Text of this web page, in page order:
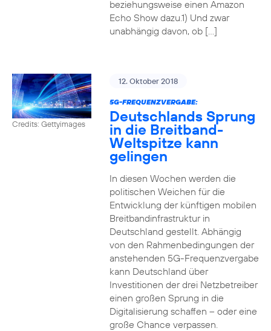
beziehungsweise einen Amazon
Echo Show dazu.1) Und zwar
unabhängig davon, ob […]
Credits: Gettyimages
12. Oktober 2018
5G-FREQUENZVERGABE:
Deutschlands Sprung
in die Breitband-
Weltspitze kann
gelingen
In diesen Wochen werden die
politischen Weichen für die
Entwicklung der künftigen mobilen
Breitbandinfrastruktur in
Deutschland gestellt. Abhängig
von den Rahmenbedingungen der
anstehenden 5G-Frequenzvergabe
kann Deutschland über
Investitionen der drei Netzbetreiber
einen großen Sprung in die
Digitalisierung schaffen – oder eine
große Chance verpassen.